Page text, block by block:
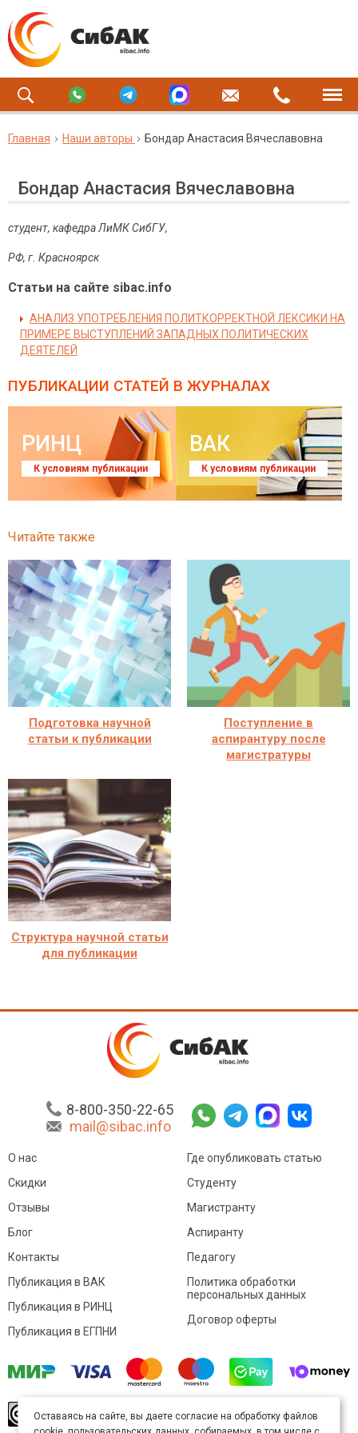
Главная Наши авторы Бондар Анастасия Вячеславовна
Бондар Анастасия Вячеславовна
студент, кафедра ЛиМК СибГУ,
РФ, г. Красноярск
Статьи на сайте sibac.info
АНАЛИЗ УПОТРЕБЛЕНИЯ ПОЛИТКОРРЕКТНОЙ ЛЕКСИКИ НА
ПРИМЕРЕ ВЫСТУПЛЕНИЙ ЗАПАДНЫХ ПОЛИТИЧЕСКИХ
ДЕЯТЕЛЕЙ
ПУБЛИКАЦИИ СТАТЕЙ В ЖУРНАЛАХ
РИНЦ
К условиям публикации
ВАК
К условиям публикации
Читайте также
Подготовка научной
статьи к публикации
Поступление в
аспирантуру после
магистратуры
Структура научной статьи
для публикации
8-800-350-22-65
mail@sibac.info
О нас
Скидки
Отзывы
Блог
Контакты
Где опубликовать статью
Студенту
Магистранту
Аспиранту
Педагогу
Публикация в ВАК
Публикация в РИНЦ
Публикация в ЕГПНИ
Политика обработки
персональных данных
Договор оферты
произведение доступно полицензии Creative
Оставаясь на сайте, вы даете согласие на обработку файлов